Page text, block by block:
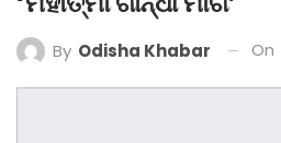
By Odisha Khabar On